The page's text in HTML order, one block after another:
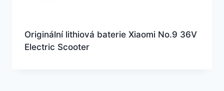
Originální lithiová baterie Xiaomi No.9 36V
Electric Scooter